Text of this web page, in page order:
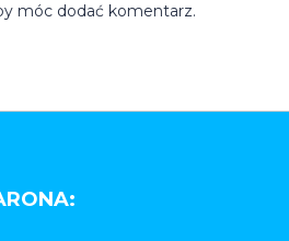
móc dodać komentarz.